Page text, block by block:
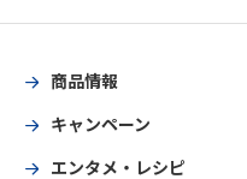
商品情報
キャンペーン
エンタメ・レシピ